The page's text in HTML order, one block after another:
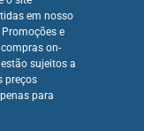
em nosso
e
on-
sujeitos a
preços
para